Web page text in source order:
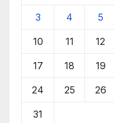
3 4 5
10 11 12
17 18 19
24 25 26
31